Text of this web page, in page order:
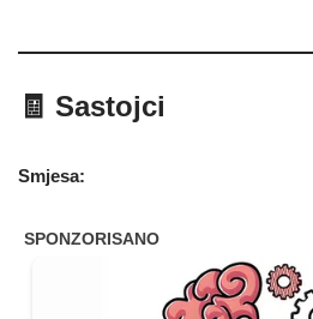
🧾 Sastojci
Smjesa: